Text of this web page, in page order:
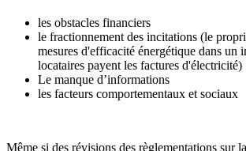
les obstacles financiers
le fractionnement des incitations (le
mesures d'efficacité énergétique dans un
locataires payent les factures d'électricité)
Le manque d’informations
les facteurs comportementaux et sociaux
Même si des révisions des règlementations sur